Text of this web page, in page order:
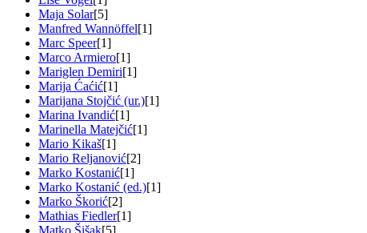
Maja Solar[5]
Manfred Wannöffel[1]
Marc Speer[1]
Marco Armiero[1]
Mariglen Demiri[1]
Marija Ćaćić[1]
Marijana Stojčić (ur.)[1]
Marina Ivandić[1]
Marinella Matejčić[1]
Mario Kikaš[1]
Mario Reljanović[2]
Marko Kostanić[1]
Marko Kostanić (ed.)[1]
Marko Škorić[2]
Mathias Fiedler[1]